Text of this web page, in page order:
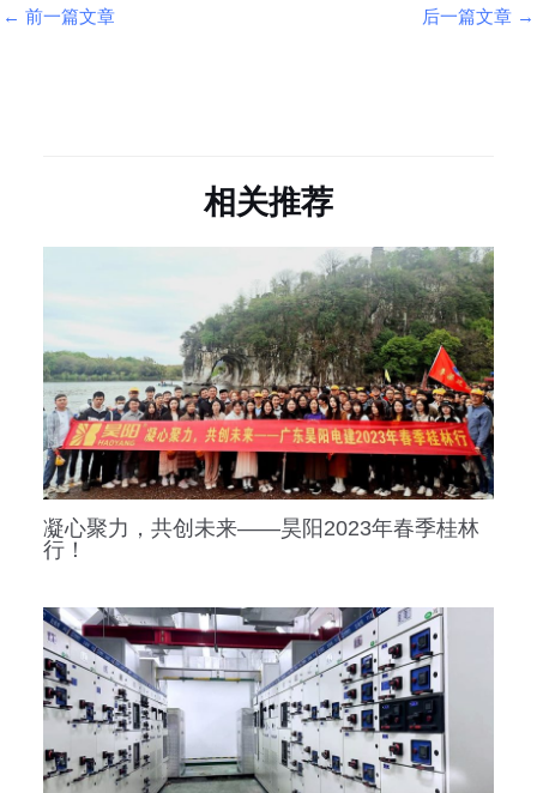
← 前一篇文章 后一篇文章 →
相关推荐
凝心聚力，共创未来——昊阳2023年春季桂林
行！